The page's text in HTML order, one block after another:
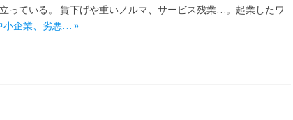
っている。 賃下げや重いノルマ、サービス残業…。起業したワ
小企業、劣悪… »